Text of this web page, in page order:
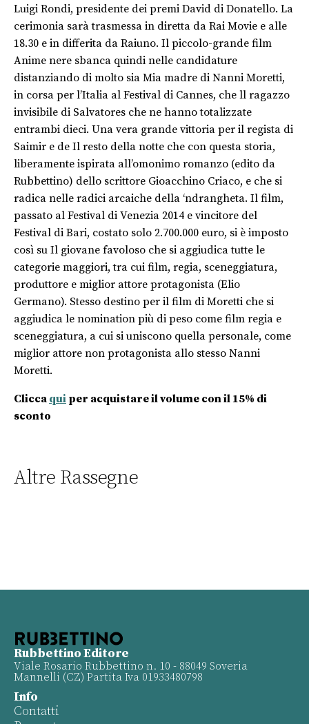
Luigi Rondi, presidente dei premi David di Donatello. La
cerimonia sarà trasmessa in diretta da Rai Movie e alle
18.30 e in differita da Raiuno. Il piccolo-grande film
Anime nere sbanca quindi nelle candidature
distanziando di molto sia Mia madre di Nanni Moretti,
in corsa per l’Italia al Festival di Cannes, che ll ragazzo
invisibile di Salvatores che ne hanno totalizzate
entrambi dieci. Una vera grande vittoria per il regista di
Saimir e de Il resto della notte che con questa storia,
liberamente ispirata all’omonimo romanzo (edito da
Rubbettino) dello scrittore Gioacchino Criaco, e che si
radica nelle radici arcaiche della ‘ndrangheta. Il film,
passato al Festival di Venezia 2014 e vincitore del
Festival di Bari, costato solo 2.700.000 euro, si è imposto
così su Il giovane favoloso che si aggiudica tutte le
categorie maggiori, tra cui film, regia, sceneggiatura,
produttore e miglior attore protagonista (Elio
Germano). Stesso destino per il film di Moretti che si
aggiudica le nomination più di peso come film regia e
sceneggiatura, a cui si uniscono quella personale, come
miglior attore non protagonista allo stesso Nanni
Moretti.
Clicca qui per acquistare il volume con il 15% di
sconto
Altre Rassegne
Rubbettino Editore
Viale Rosario Rubbettino n. 10 - 88049 Soveria
Mannelli (CZ) Partita Iva 01933480798
Info
Contatti